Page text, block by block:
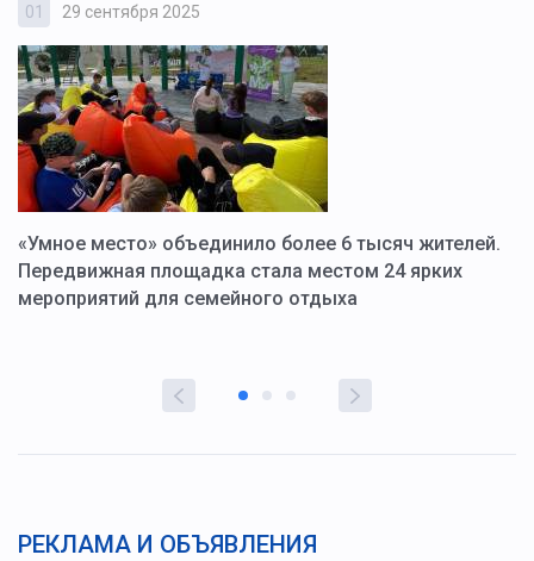
01 29 сентября 2025
«Умное место» объединило более 6 тысяч жителей.
Передвижная площадка стала местом 24 ярких
мероприятий для семейного отдыха
РЕКЛАМА И ОБЪЯВЛЕНИЯ